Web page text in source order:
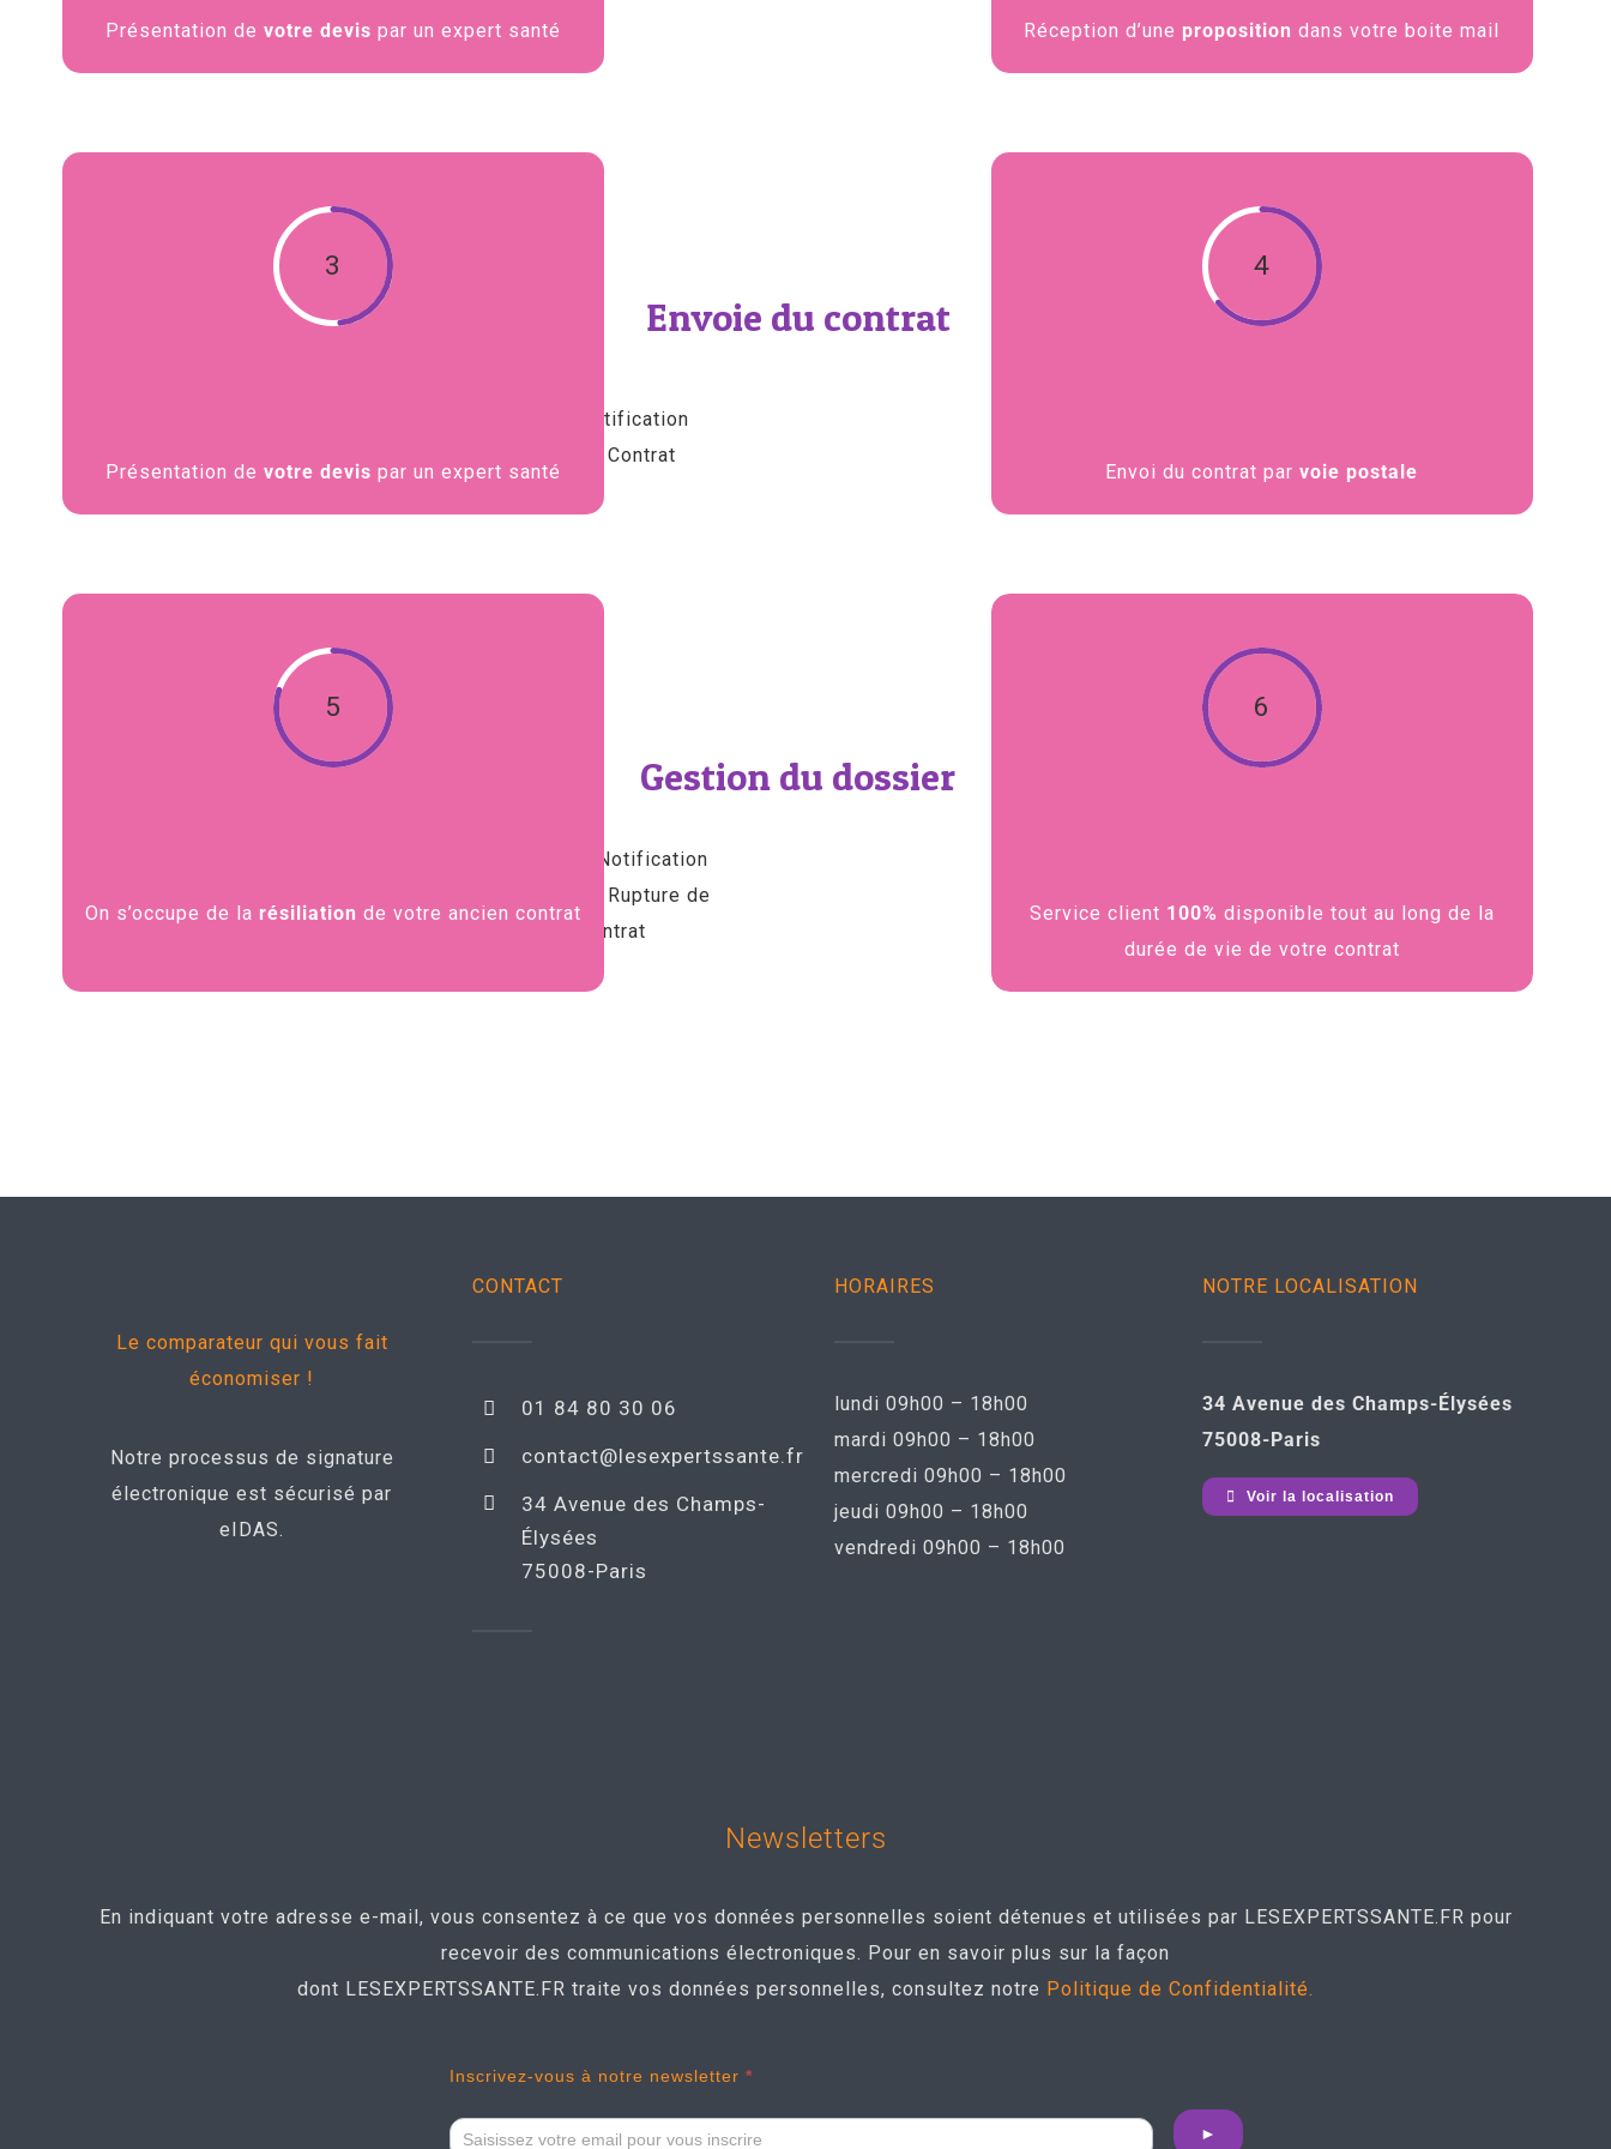
Présentation devotre devis par un expert santé Réception d’une proposition dans votre boite mail
3
Présentation devotre devis par un expert santé
Envoie du contrat
4
Envoi du contrat parvoie postale
5
On s’occupe de la résiliation de votre ancien contrat
Gestion du dossier
6
Service client 100% disponible tout au long de la
durée de vie de votre contrat
Le comparateur qui vous fait
économiser !
Notre processus de signature
électronique est sécurisé par
eIDAS.
CONTACT
01 84 80 30 06
contact@lesexpertssante.fr
34 Avenue des Champs-
Élysées
75008-Paris
HORAIRES
lundi 09h00 – 18h00
mardi 09h00 – 18h00
mercredi 09h00 – 18h00
jeudi 09h00 – 18h00
vendredi 09h00 – 18h00
NOTRE LOCALISATION
34 Avenue des Champs-Élysées
75008-Paris
Voir la localisation
Newsletters
En indiquant votre adresse e-mail, vous consentez à ce que vos données personnelles soient détenues et utilisées par LESEXPERTSSANTE.FR pour
recevoir des communications électroniques. Pour en savoir plus sur la façon
dont LESEXPERTSSANTE.FR traite vos données personnelles, consultez notre Politique de Confidentialité.
Newsletter
Inscrivez-vous à notre newsletter*
►